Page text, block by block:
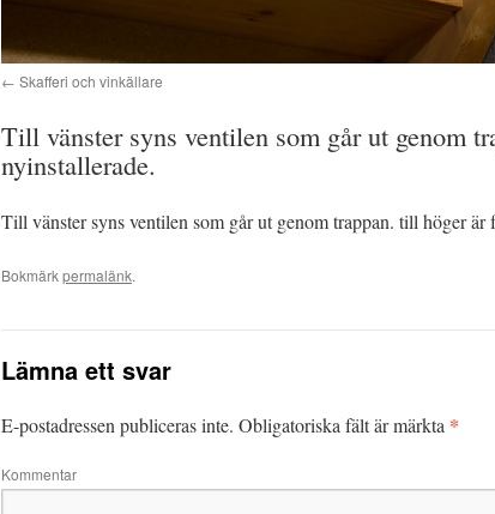
Skafferi och vinkällare
Till vänster syns ventilen som går ut genom
nyinstallerade.
Till vänster syns ventilen som går ut genom trappan. till höger
Bokmärkpermalänk.
Lämna ett svar
E-postadressen publiceras inte. Obligatoriska fält är märkta *
Kommentar